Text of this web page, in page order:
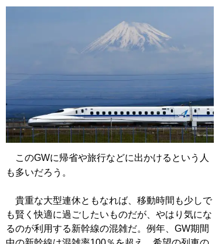
このGWに帰省や旅行などに出かけるという人
も多いだろう。
貴重な大型連休ともなれば、移動時間も少しで
も賢く快適に過ごしたいものだが、やはり気にな
るのが利用する新幹線の混雑だ。例年、GW期間